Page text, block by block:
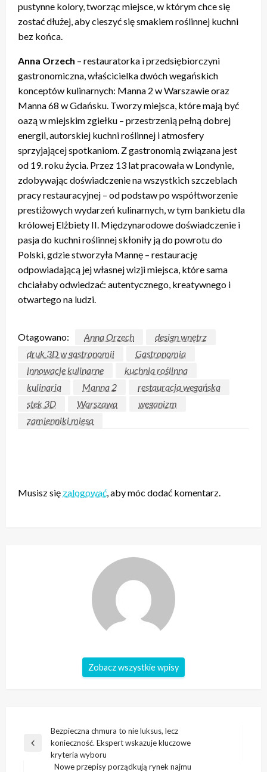
pustynne kolory, tworząc miejsce, w którym chce się
zostać dłużej, aby cieszyć się smakiem roślinnej kuchni
bez końca.
Anna Orzech – restauratorka i przedsiębiorczyni
gastronomiczna, właścicielka dwóch wegańskich
konceptów kulinarnych: Manna 2 w Warszawie oraz
Manna 68 w Gdańsku. Tworzy miejsca, które mają być
oazą w miejskim zgiełku – przestrzenią pełną dobrej
energii, autorskiej kuchni roślinnej i atmosfery
sprzyjającej spotkaniom. Z gastronomią związana jest
od 19. roku życia. Przez 13 lat pracowała w Londynie,
zdobywając doświadczenie na wszystkich szczeblach
pracy restauracyjnej – od podstaw po współtworzenie
prestiżowych wydarzeń kulinarnych, w tym bankietu dla
królowej Elżbiety II. Międzynarodowe doświadczenie i
pasja do kuchni roślinnej skłoniły ją do powrotu do
Polski, gdzie stworzyła Mannę – restaurację
odpowiadającą jej własnej wizji miejsca, które sama
chciałaby odwiedzać: autentycznego, kreatywnego i
otwartego na ludzi.
Otagowano: Anna Orzech
design wnętrz
druk 3D w gastronomii
Gastronomia
innowacje kulinarne
kuchnia roślinna
kulinaria
Manna 2
restauracja wegańska
stek 3D
Warszawa
weganizm
zamienniki mięsa
Musisz się zalogować , aby móc dodać komentarz.
Zobacz wszystkie wpisy
Nawigacja
wpisu
Poprzedni
Bezpieczna chmura to nie luksus, lecz
konieczność. Ekspert wskazuje kluczowe
kryteria wyboru
Nowe przepisy porządkują rynek najmu